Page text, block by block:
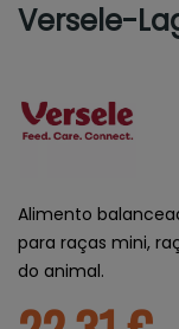
Versele-
Alimento
para raças mini,
do animal.